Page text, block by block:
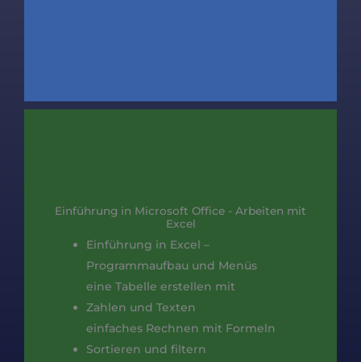
Einführung in Microsoft Office - Arbeiten mit
Excel
Einführung in Excel –
Programmaufbau und Menüs
eine Tabelle erstellen mit
Zahlen und Texten
einfaches Rechnen mit Formeln
Sortieren und filtern